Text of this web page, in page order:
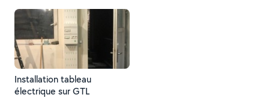
Installation tableau
électrique sur GTL